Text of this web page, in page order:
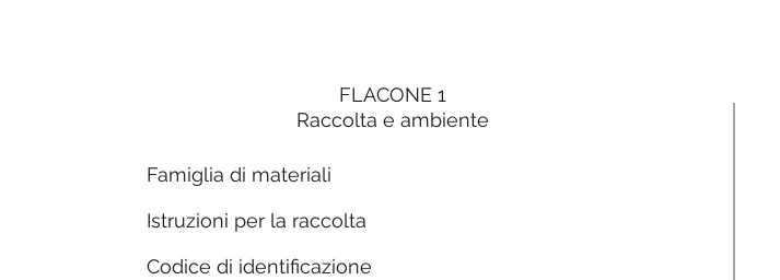
FLACONE 1
Raccolta e ambiente
Famiglia di materiali
Istruzioni per la raccolta
Codice di identificazione